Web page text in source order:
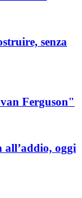
senza
Ferguson"
all’addio, oggi